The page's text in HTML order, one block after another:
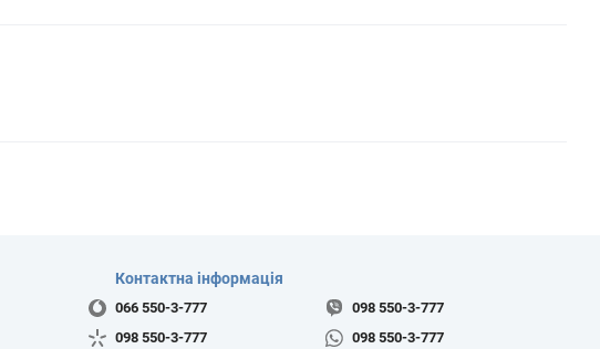
Контактна інформація
066 550-3-777
098 550-3-777
098 550-3-777
098 550-3-777